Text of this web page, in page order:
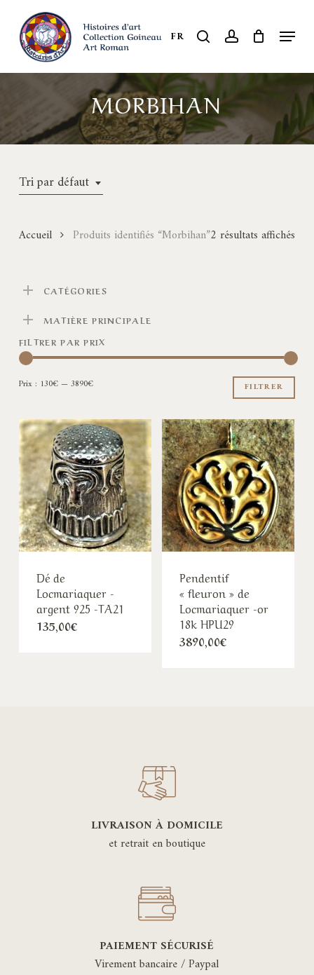
main
content
FR search account Menu
MORBIHAN
Tri par défaut
2 résultats affichés
Accueil Produits identifiés “Morbihan”
CATÉGORIES
MATIÈRE PRINCIPALE
FILTRER PAR PRIX
FILTRER
Prix : 130€—3890€
Dé de
Locmariaquer -
argent 925 -TA21
135,00€
Pendentif
« fleuron » de
Locmariaquer -or
18k HPU29
3890,00€
LIVRAISON À DOMICILE
et retrait en boutique
PAIEMENT SÉCURISÉ
Virement bancaire / Paypal
Close